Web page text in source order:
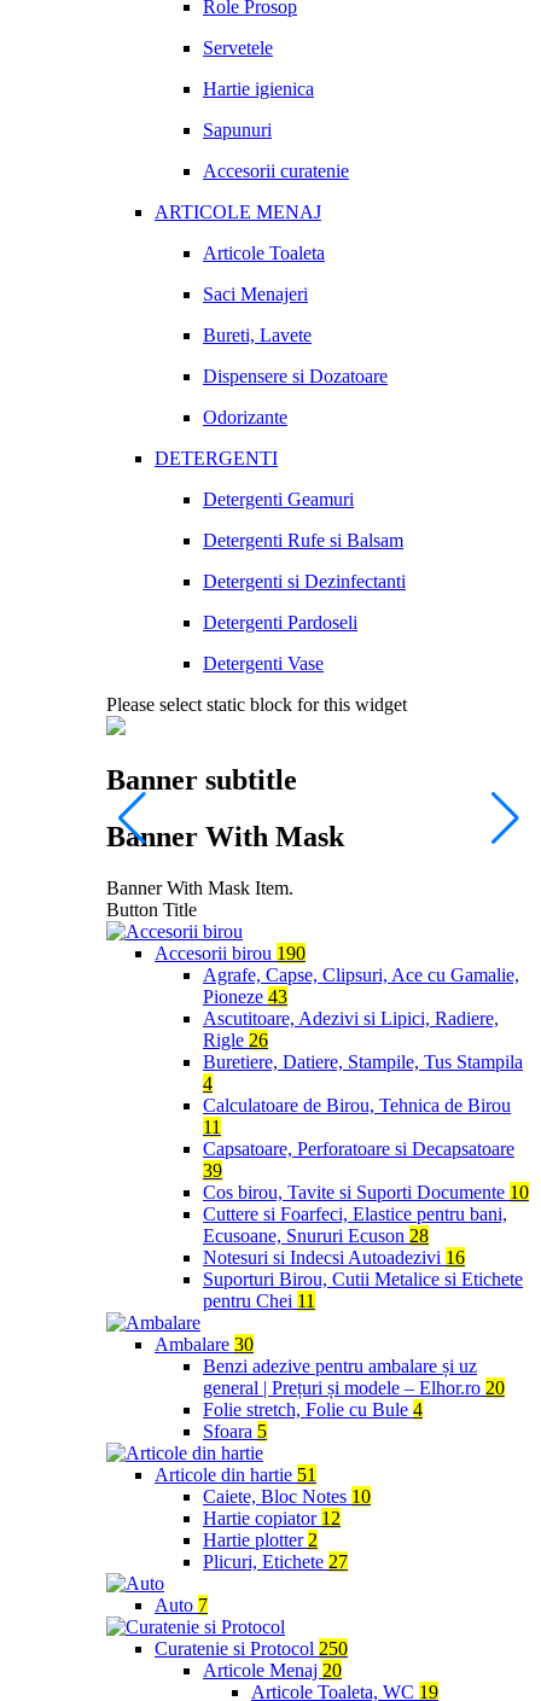
Role Prosop
Servetele
Hartie igienica
Sapunuri
Accesorii curatenie
ARTICOLE MENAJ
Articole Toaleta
Saci Menajeri
Bureti, Lavete
Dispensere si Dozatoare
Odorizante
DETERGENTI
Detergenti Geamuri
Detergenti Rufe si Balsam
Detergenti si Dezinfectanti
Detergenti Pardoseli
Detergenti Vase
Please select static block for this widget
Banner subtitle
Banner With Mask
Banner With Mask Item.
Button Title
Accesorii birou 190
Agrafe, Capse, Clipsuri, Ace cu Gamalie,
Pioneze 43
Ascutitoare, Adezivi si Lipici, Radiere,
Rigle 26
Buretiere, Datiere, Stampile, Tus Stampila
4
Calculatoare de Birou, Tehnica de Birou
11
Capsatoare, Perforatoare si Decapsatoare
39
Cos birou, Tavite si Suporti Documente 10
Cuttere si Foarfeci, Elastice pentru bani,
Ecusoane, Snururi Ecuson 28
Notesuri si Indecsi Autoadezivi 16
Suporturi Birou, Cutii Metalice si Etichete
pentru Chei 11
Ambalare 30
Benzi adezive pentru ambalare și uz
general | Prețuri și modele – Elhor.ro 20
Folie stretch, Folie cu Bule 4
Sfoara 5
Articole din hartie 51
Caiete, Bloc Notes 10
Hartie copiator 12
Hartie plotter 2
Plicuri, Etichete 27
Auto 7
Curatenie si Protocol 250
Articole Menaj 20
Articole Toaleta, WC 19